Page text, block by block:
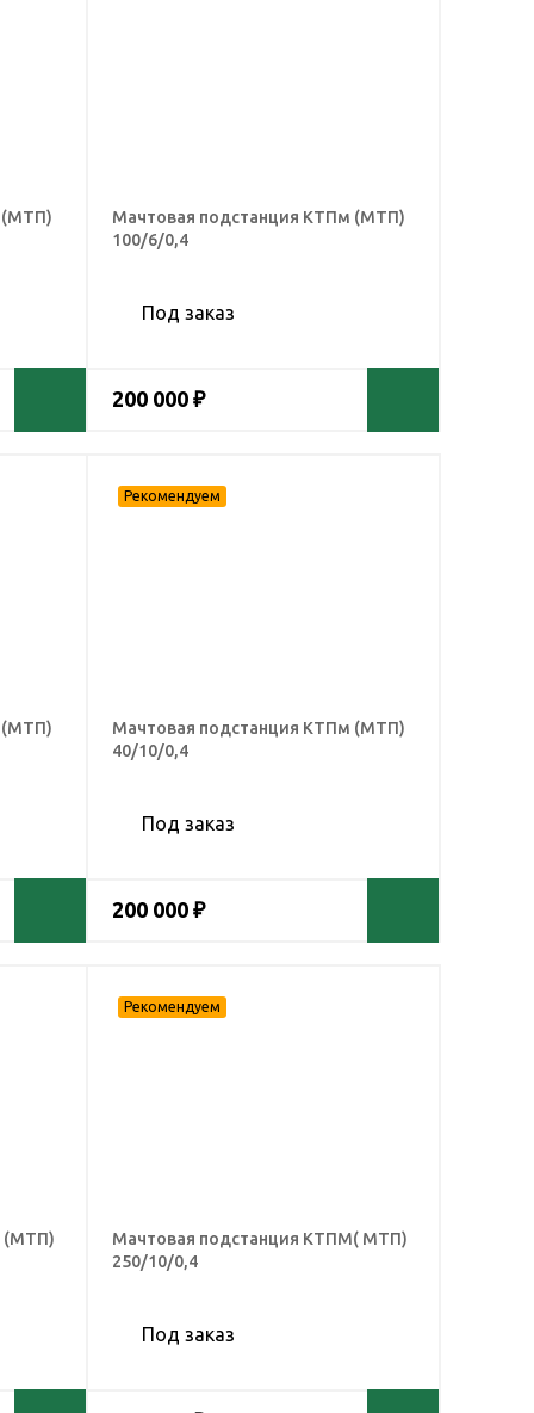
(МТП)
Мачтовая подстанция КТПм (МТП)
100/6/0,4
Под заказ
200 000 ₽
(МТП)
Мачтовая подстанция КТПм (МТП)
40/10/0,4
Под заказ
200 000 ₽
(МТП)
Мачтовая подстанция КТПМ( МТП)
250/10/0,4
Под заказ